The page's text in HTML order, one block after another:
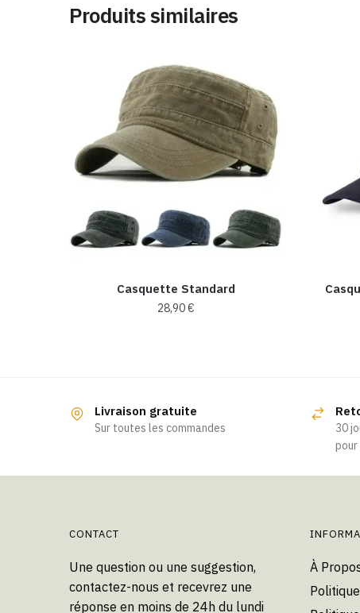
Produits similaires
Casquette Standard
28,90€
variations.
peuvent
page
du
Livraison gratuite
Sur toutes les commandes
30
pour
CONTACT
Une question ou une suggestion,
contactez-nous et recevrez une
réponse en moins de 24h du lundi
À